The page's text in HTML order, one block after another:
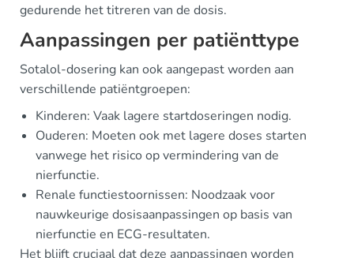
gedurende het titreren van de dosis.
Aanpassingen per patiënttype
Sotalol-dosering kan ook aangepast worden aan
verschillende patiëntgroepen:
Kinderen: Vaak lagere startdoseringen nodig.
Ouderen: Moeten ook met lagere doses starten
vanwege het risico op vermindering van de
nierfunctie.
Renale functiestoornissen: Noodzaak voor
nauwkeurige dosisaanpassingen op basis van
nierfunctie en ECG-resultaten.
Het blijft cruciaal dat deze aanpassingen worden